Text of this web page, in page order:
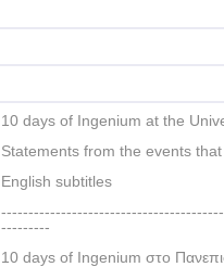
10 days of Ingenium at the
Statements from the events
English subtitles
---------
10 days of Ingenium στο